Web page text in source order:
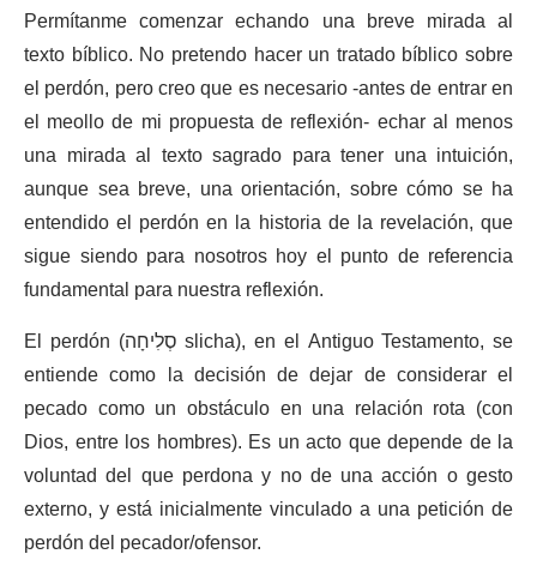
Permítanme comenzar echando una breve mirada al
texto bíblico. No pretendo hacer un tratado bíblico sobre
el perdón, pero creo que es necesario -antes de entrar en
el meollo de mi propuesta de reflexión- echar al menos
una mirada al texto sagrado para tener una intuición,
aunque sea breve, una orientación, sobre cómo se ha
entendido el perdón en la historia de la revelación, que
sigue siendo para nosotros hoy el punto de referencia
fundamental para nuestra reflexión.
El perdón (סְלִיחָה slicha), en el Antiguo Testamento, se
entiende como la decisión de dejar de considerar el
pecado como un obstáculo en una relación rota (con
Dios, entre los hombres). Es un acto que depende de la
voluntad del que perdona y no de una acción o gesto
externo, y está inicialmente vinculado a una petición de
perdón del pecador/ofensor.